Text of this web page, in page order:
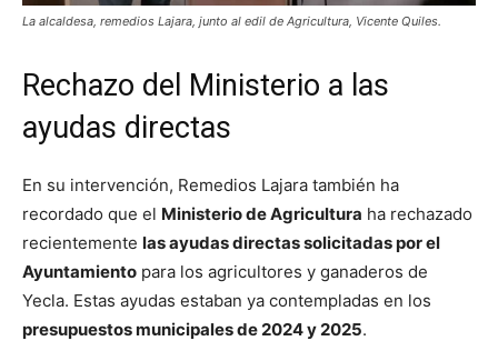
La alcaldesa, remedios Lajara, junto al edil de Agricultura, Vicente Quiles.
Rechazo del Ministerio a las
ayudas directas
En su intervención, Remedios Lajara también ha
recordado que el Ministerio de Agricultura ha rechazado
recientemente las ayudas directas solicitadas por el
Ayuntamiento para los agricultores y ganaderos de
Yecla. Estas ayudas estaban ya contempladas en los
presupuestos municipales de 2024 y 2025.